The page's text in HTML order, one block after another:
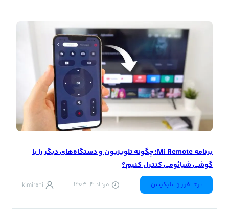
برنامه Mi Remote؛ چگونه تلویزیون و دستگاه‌های دیگر را با
گوشی شیائومی کنترل کنیم؟
نرم افزار و اپلیکیشن مرداد 4, 1403 k1mirani